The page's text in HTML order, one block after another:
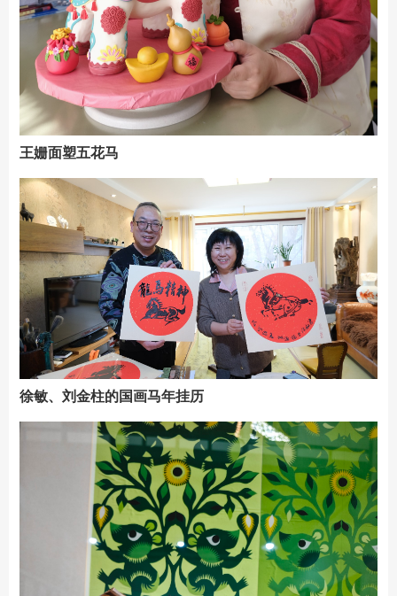
王姗面塑五花马
徐敏、刘金柱的国画马年挂历